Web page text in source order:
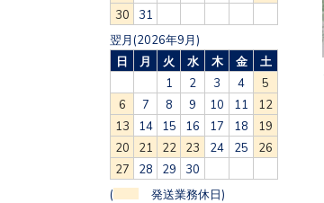
30
31
翌月(2026年9月)
日
月 火 水 木 金
土
1
2 3 4
5
6
7 8 9 10 11
12
13
14 15 16 17 18
19
20
21 22 23 24 25
26
27
28 29 30
( 発送業務休日)